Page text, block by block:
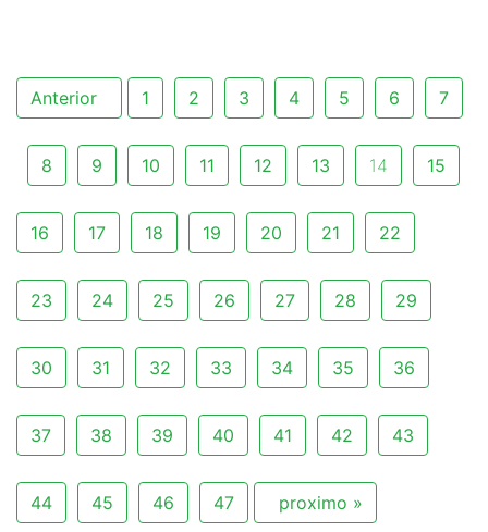
Anterior 1 2 3 4 5 6 7
8 9 10 11 12 13 14 15
16 17 18 19 20 21 22
23 24 25 26 27 28 29
30 31 32 33 34 35 36
37 38 39 40 41 42 43
44 45 46 47 proximo »